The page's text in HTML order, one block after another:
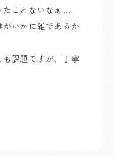
たことないなぁ…
いかに雑であるか
課題ですが、丁寧